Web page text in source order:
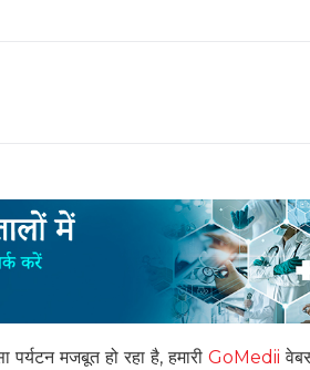
मजबूत हो रहा है, हमारीGoMedii